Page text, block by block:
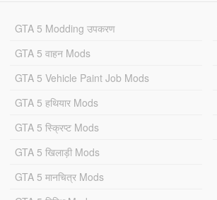
GTA 5 Modding उपकरण
GTA 5 वाहन Mods
GTA 5 Vehicle Paint Job Mods
GTA 5 हथियार Mods
GTA 5 स्क्रिप्ट Mods
GTA 5 खिलाड़ी Mods
GTA 5 मानचित्र Mods